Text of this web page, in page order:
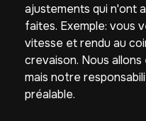
ajustements qui n'ont
faites. Exemple: vous
vitesse et rendu au
crevaison. Nous
mais notre
préalable.